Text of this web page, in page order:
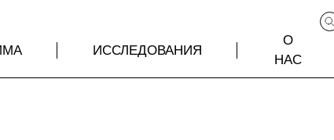
ИССЛЕДОВАНИЯ
О
НАС